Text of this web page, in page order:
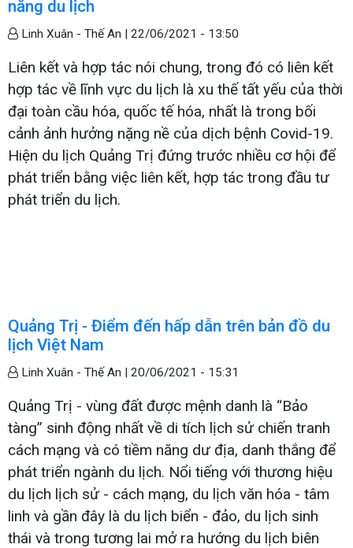
năng du lịch
Linh Xuân - Thế An | 22/06/2021 - 13:50
Liên kết và hợp tác nói chung, trong đó có liên kết
hợp tác về lĩnh vực du lịch là xu thế tất yếu của thời
đại toàn cầu hóa, quốc tế hóa, nhất là trong bối
cảnh ảnh hưởng nặng nề của dịch bệnh Covid-19.
Hiện du lịch Quảng Trị đứng trước nhiều cơ hội để
phát triển bằng việc liên kết, hợp tác trong đầu tư
phát triển du lịch.
Quảng Trị - Điểm đến hấp dẫn trên bản đồ du
lịch Việt Nam
Linh Xuân - Thế An | 20/06/2021 - 15:31
Quảng Trị - vùng đất được mệnh danh là “Bảo
tàng” sinh động nhất về di tích lịch sử chiến tranh
cách mạng và có tiềm năng dư địa, danh thắng để
phát triển ngành du lịch. Nổi tiếng với thương hiệu
du lịch lịch sử - cách mạng, du lịch văn hóa - tâm
linh và gần đây là du lịch biển - đảo, du lịch sinh
thái và trong tương lai mở ra hướng du lịch biên